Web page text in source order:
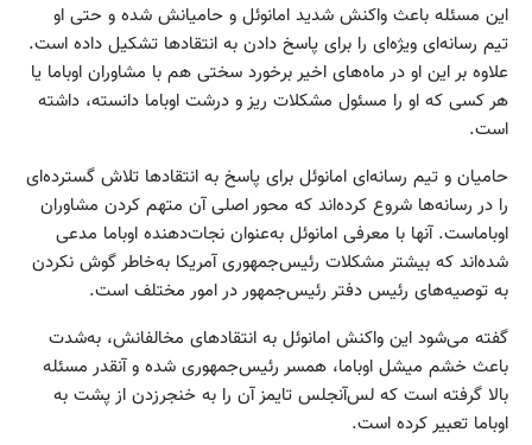
این مسئله باعث واکنش شدید امانوئل و حامیانش شده و حتی او
تیم رسانه‌ای ویژه‌ای را برای پاسخ دادن به انتقادها تشکیل داده است.
علاوه بر این او در ماه‌های اخیر برخورد سختی هم با مشاوران اوباما یا
هر کسی که او را مسئول مشکلات ریز و درشت اوباما دانسته، داشته
است.
حامیان و تیم رسانه‌ای امانوئل برای پاسخ به انتقادها تلاش گسترده‌ای
را در رسانه‌ها شروع کرده‌اند که محور اصلی آن متهم کردن مشاوران
اوباماست. آنها با معرفی امانوئل به‌عنوان نجات‌دهنده اوباما مدعی
شده‌اند که بیشتر مشکلات رئیس‌جمهوری آمریکا به‌خاطر گوش نکردن
به توصیه‌های رئیس دفتر رئیس‌جمهور در امور مختلف است.
گفته می‌شود این واکنش امانوئل به انتقادهای مخالفانش، به‌شدت
باعث خشم میشل اوباما، همسر رئیس‌جمهوری شده و آنقدر مسئله
بالا گرفته است که لس‌آنجلس تایمز آن را به خنجرزدن از پشت به
اوباما تعبیر کرده است.